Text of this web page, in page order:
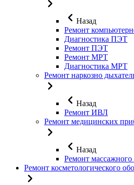
Назад
Ремонт
Диагностика ПЭТ
Ремонт ПЭТ
Ремонт МРТ
Диагностика МРТ
Ремонт наркозно
Назад
Ремонт ИВЛ
Ремонт медицинских
Назад
Ремонт массажного
Ремонт косметологического